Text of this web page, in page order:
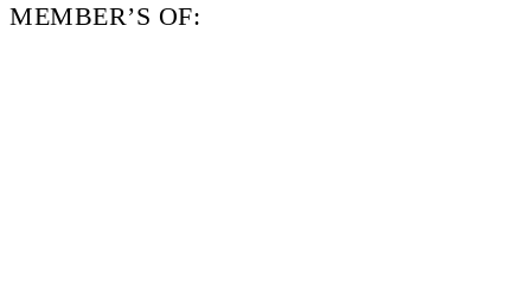
MEMBER’S OF: